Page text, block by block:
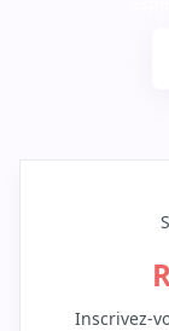
Inscrivez-